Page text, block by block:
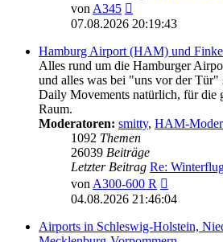
vonA345
Beitrag
07.08.2026 20:19:43
Hamburg Airport (HAM) und
Alles rund um die Hamburger
und alles was bei "uns vor der Tür"
Daily Movements natürlich, für die
Raum.
Moderatoren: smitty, HAM-
1092 Themen
26039 Beiträge
Letzter Beitrag Re:
vonA300-600 R
Beitrag
04.08.2026 21:46:04
Airports in Schleswig-Holstein,